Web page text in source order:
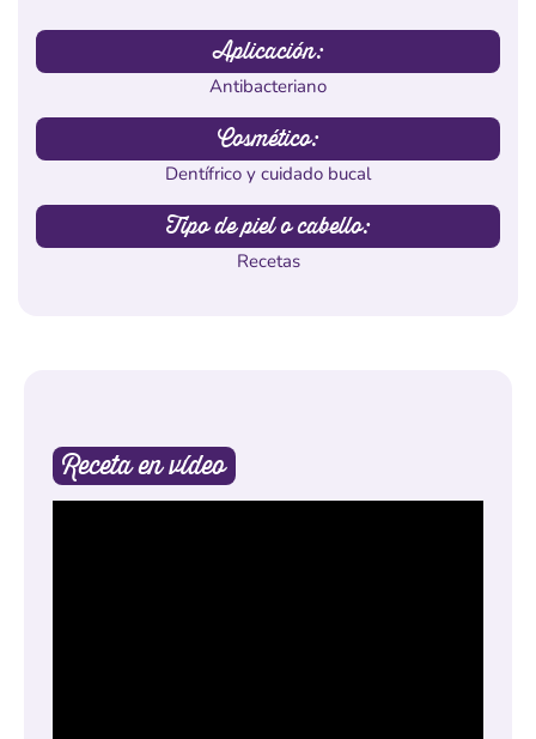
Aplicación:
Antibacteriano
Cosmético:
Dentífrico y cuidado bucal
Tipo de piel o cabello:
Recetas
Receta en vídeo